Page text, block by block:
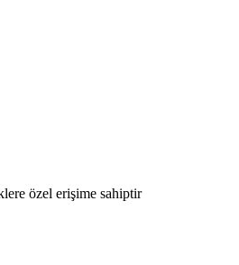
özel erişime sahiptir